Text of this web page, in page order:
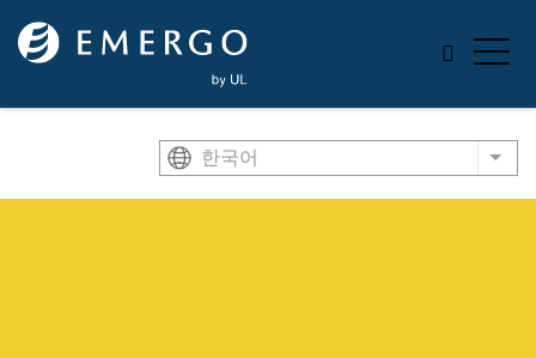
Skip to main content
한국어 List